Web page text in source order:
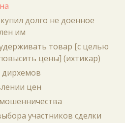
долго не доенное
им
товар [с целью
цены] (ихтикар)
дирхемов
цен
участников сделки